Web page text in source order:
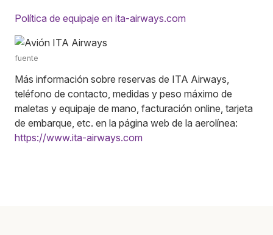
Política de equipaje en ita-airways.com
fuente
Más información sobre reservas de ITA Airways,
teléfono de contacto, medidas y peso máximo de
maletas y equipaje de mano, facturación online, tarjeta
de embarque, etc. en la página web de la aerolínea:
https://www.ita-airways.com